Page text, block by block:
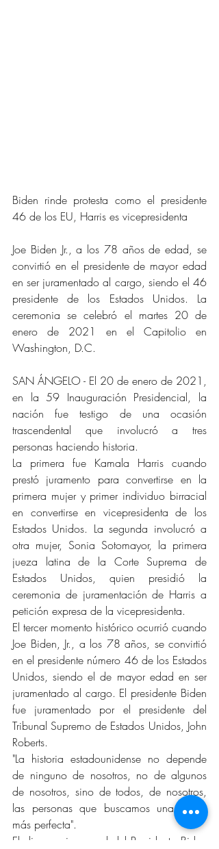
Biden rinde protesta como el presidente
46 de los EU, Harris es vicepresidenta
Joe Biden Jr., a los 78 años de edad, se
convirtió en el presidente de mayor edad
en ser juramentado al cargo, siendo el 46
presidente de los Estados Unidos. La
ceremonia se celebró el martes 20 de
enero de 2021 en el Capitolio en
Washington, D.C.
SAN ÁNGELO - El 20 de enero de 2021,
en la 59 Inauguración Presidencial, la
nación fue testigo de una ocasión
trascendental que involucró a tres
personas haciendo historia.
La primera fue Kamala Harris cuando
prestó juramento para convertirse en la
primera mujer y primer individuo birracial
en convertirse en vicepresidenta de los
Estados Unidos. La segunda involucró a
otra mujer, Sonia Sotomayor, la primera
jueza latina de la Corte Suprema de
Estados Unidos, quien presidió la
ceremonia de juramentación de Harris a
petición expresa de la vicepresidenta.
El tercer momento histórico ocurrió cuando
Joe Biden, Jr., a los 78 años, se convirtió
en el presidente número 46 de los Estados
Unidos, siendo el de mayor edad en ser
juramentado al cargo. El presidente Biden
fue juramentado por el presidente del
Tribunal Supremo de Estados Unidos, John
Roberts.
"La historia estadounidense no depende
de ninguno de nosotros, no de algunos
de nosotros, sino de todos, de nosotros,
las personas que buscamos una unión
más perfecta".
El discurso inaugural del Presidente Biden